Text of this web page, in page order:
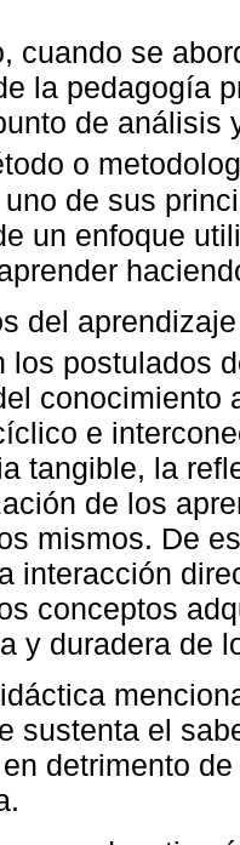
cuando se
la pedagogía
de análisis
o
de sus
un enfoque
del
los postulados
conocimiento
e
tangible, la
de los
mismos. De
interacción
conceptos
y duradera de
sustenta el
detrimento